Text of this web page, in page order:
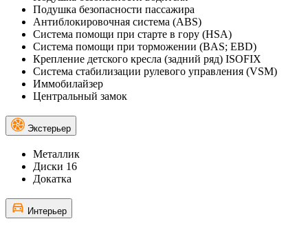
Подушка безопасности пассажира
Антиблокировочная система (ABS)
Система помощи при старте в гору (HSA)
Система помощи при торможении (BAS; EBD)
Крепление детского кресла (задний ряд) ISOFIX
Система стабилизации рулевого управления (VSM)
Иммобилайзер
Центральный замок
Экстерьер
Металлик
Диски 16
Докатка
Интерьер